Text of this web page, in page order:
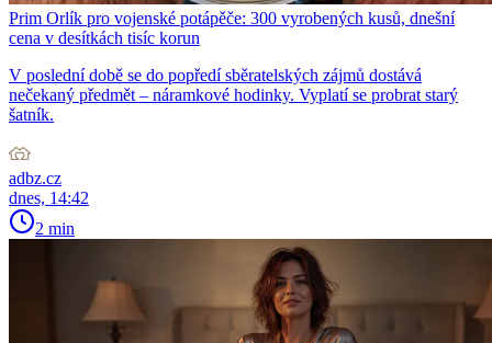
Prim Orlík pro vojenské potápěče: 300 vyrobených kusů, dnešní
cena v desítkách tisíc korun
V poslední době se do popředí sběratelských zájmů dostává
nečekaný předmět – náramkové hodinky. Vyplatí se probrat starý
šatník.
adbz.cz
dnes, 14:42
2 min